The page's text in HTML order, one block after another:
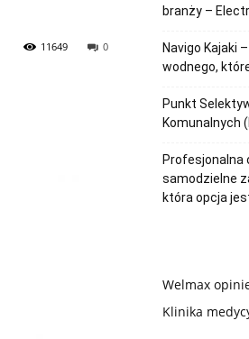
0
11649
branży –
Navigo Kajaki
wodnego,
Punkt
Komunalnych
Profesjonalna
samodzielne
która opcja
Welmax
Klinika